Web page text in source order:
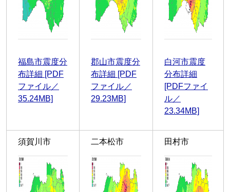
福島市震度分
布詳細 [PDF
ファイル／
35.24MB]
郡山市震度分
布詳細 [PDF
ファイル／
29.23MB]
白河市震度
分布詳細
[PDFファイ
ル／
23.34MB]
須賀川市 二本松市 田村市